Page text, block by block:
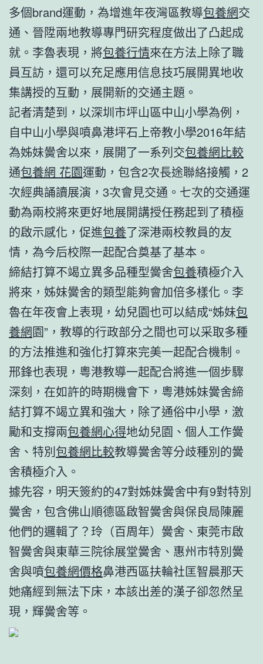
多個brand運動，為增進年夜灣區教導包養網交
通、晉陞兩地教導專門研究程度做出了凸起成
就。李魯表現，將包養行情來在方法上除了職
員互訪，還可以充足應用信息技巧展開異地收
集講授的互動，展開新的交通主題。
記者清楚到，以深圳市坪山區中山小學為例，
自中山小學與噴鼻港坪石上帝教小學2016年結
為姊妹黌舍以來，展開了一系列交包養網比較
通包養網 花園運動，包含2次長途聯絡接觸，2
次經典誦讀展演，3次會見交通。七次的交通運
動為兩校將來更好地展開講授任務起到了積極
的啟示感化，促進包養了深港兩校教員的友
情，為今后校際一起配合奠基了基本。
締結打算不竭立異多品種型黌舍包養積極介入
將來，姊妹黌舍的類型能夠會加倍多樣化。李
魯在年夜會上表現，幼兒園也可以結成“姊妹包
養網園”，教導的行政部分之間也可以采取多種
的方法推進和強化打算來完美一起配合機制。
邢鋒也表現，粵港教導一起配合將進一個步驟
深刻，在如許的時期機會下，粵港姊妹黌舍締
結打算不竭立異和強大，除了通俗中小學，激
勵和支撐兩包養網心得地幼兒園、個人工作黌
舍、特別包養網比較教導黌舍等分歧種別的黌
舍積極介入。
據先容，明天簽約的47對姊妹黌舍中有9對特別
黌舍，包含佛山順德區啟智黌舍與保良局陳麗
他們的邏輯了？玲（百周年）黌舍、東莞市啟
智黌舍與東華三院徐展堂黌舍、惠州市特別黌
舍與噴包養網價格鼻港西區扶輪社匡智晨那天
她痛經到無法下床，本該出差的漢子卻忽然呈
現，輝黌舍等。